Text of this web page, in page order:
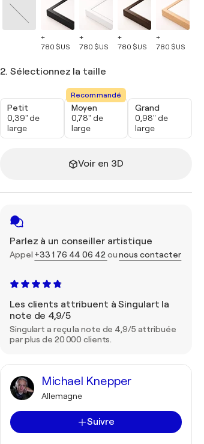
+
780 $US
+
780 $US
+
780 $US
+
780 $US
2. Sélectionnez la taille
Petit
0,39" de
large
Recommandé
Moyen
0,78" de
large
Grand
0,98" de
large
Voir en 3D
Parlez à un conseiller artistique
Appel +33 1 76 44 06 42 ounous contacter
Les clients attribuent à Singulart la
note de 4,9/5
Singulart a reçu la note de 4,9/5 attribuée
par plus de 20 000 clients.
Michael Knepper
Allemagne
Suivre